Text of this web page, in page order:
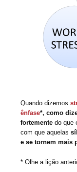
Quando dizemos
ênfase*, como
fortementedo que
com que aquelas
e se tornem mais
* Olhe a lição